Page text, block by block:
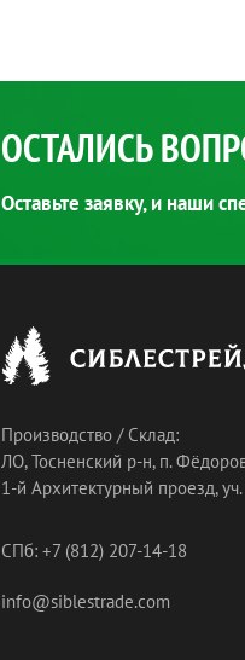
ОСТАЛИСЬ
Оставьте заявку, и наши
Производство / Склад:
ЛО, Тосненский р-н, п.
1-й Архитектурный проезд,
СПб: +7 (812) 207-14-18
info@siblestrade.com